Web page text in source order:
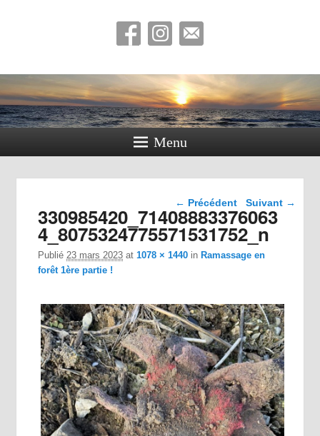
Menu
Navigation dans les
images
← Précédent Suivant →
330985420_71408883376063
4_8075324775571531752_n
Publié23 mars 2023 at1078 × 1440 in Ramassage en
forêt 1ère partie !